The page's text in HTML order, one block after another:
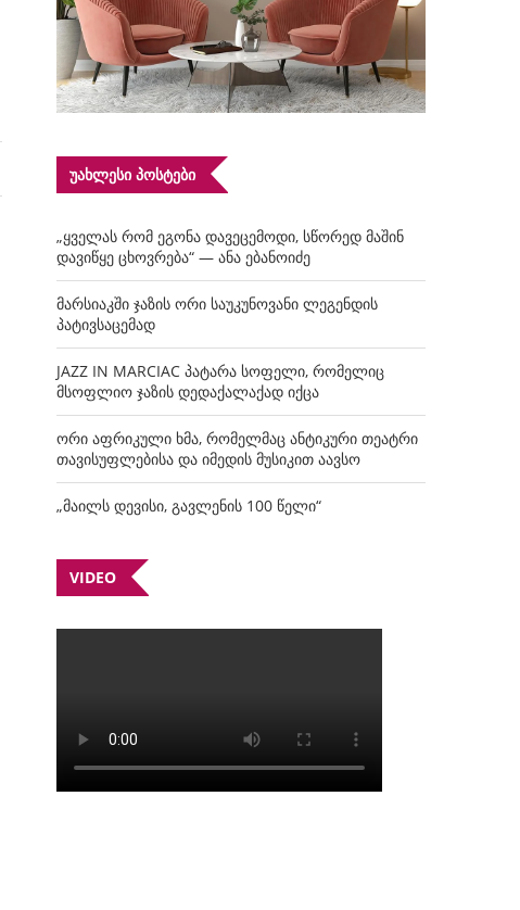
ᲣᲐᲮᲚᲔᲡᲘ ᲞᲝᲡᲢᲔᲑᲘ
„ყველას რომ ეგონა დავეცემოდი, სწორედ მაშინ
დავიწყე ცხოვრება“ — ანა ებანოიძე
მარსიაკში ჯაზის ორი საუკუნოვანი ლეგენდის
პატივსაცემად
JAZZ IN MARCIAC პატარა სოფელი, რომელიც
მსოფლიო ჯაზის დედაქალაქად იქცა
ორი აფრიკული ხმა, რომელმაც ანტიკური თეატრი
თავისუფლებისა და იმედის მუსიკით აავსო
„მაილს დევისი, გავლენის 100 წელი“
VIDEO